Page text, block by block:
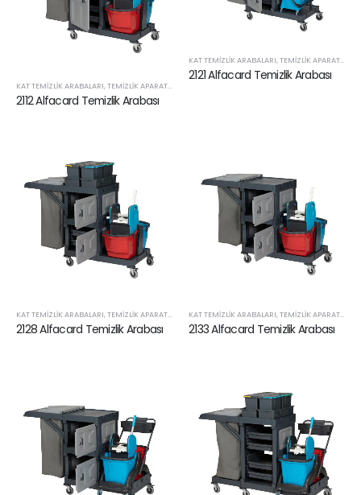
KAT TEMIZLIK ARABALARI,TEMIZLIK APARATLARI VE SARF ÜRÜNLERI
2112 Alfacard Temizlik Arabası
KAT TEMIZLIK ARABALARI,TEMIZLIK APARATLARI VE SARF ÜRÜNLERI
2121 Alfacard Temizlik Arabası
KAT TEMIZLIK ARABALARI,TEMIZLIK APARATLARI VE SARF ÜRÜNLERI
2128 Alfacard Temizlik Arabası
KAT TEMIZLIK ARABALARI,TEMIZLIK APARATLARI VE SARF ÜRÜNLERI
2133 Alfacard Temizlik Arabası